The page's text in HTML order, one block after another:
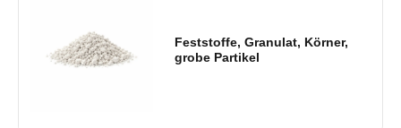
Feststoffe, Granulat, Körner,
grobe Partikel